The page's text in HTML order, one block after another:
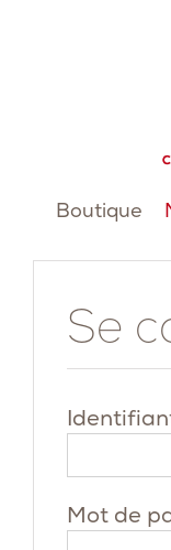
Boutique
Se
Mot de